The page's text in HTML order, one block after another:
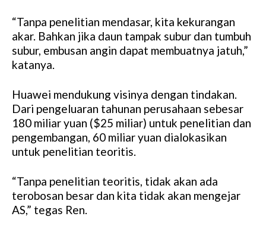
“Tanpa penelitian mendasar, kita kekurangan
akar. Bahkan jika daun tampak subur dan tumbuh
subur, embusan angin dapat membuatnya jatuh,”
katanya.
Huawei mendukung visinya dengan tindakan.
Dari pengeluaran tahunan perusahaan sebesar
180 miliar yuan ($25 miliar) untuk penelitian dan
pengembangan, 60 miliar yuan dialokasikan
untuk penelitian teoritis.
“Tanpa penelitian teoritis, tidak akan ada
terobosan besar dan kita tidak akan mengejar
AS,” tegas Ren.